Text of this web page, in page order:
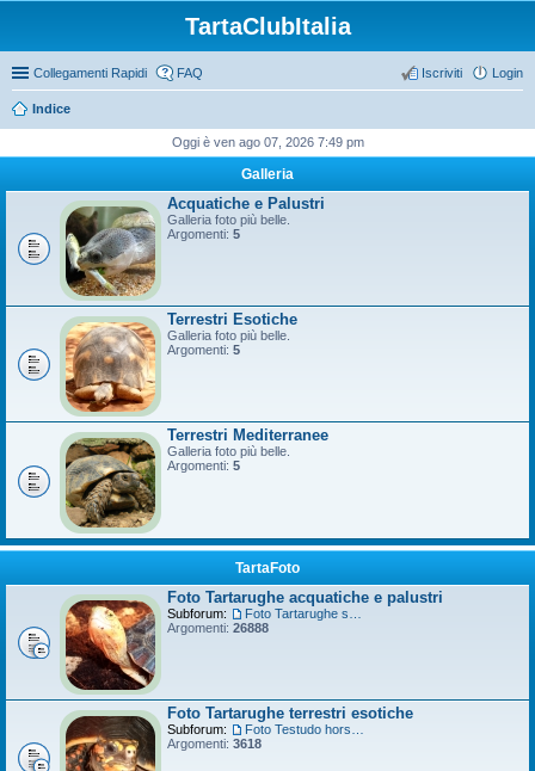
TartaClubItalia
Collegamenti Rapidi FAQ Login
Iscriviti
Indice
Oggi è ven ago 07, 2026 7:49 pm
Galleria
Acquatiche e Palustri
Galleria foto più belle.
Argomenti: 5
Terrestri Esotiche
Galleria foto più belle.
Argomenti: 5
Terrestri Mediterranee
Galleria foto più belle.
Argomenti: 5
TartaFoto
Foto Tartarughe acquatiche e palustri
Subforum:
Argomenti: 26888
Foto Tartarughe terrestri esotiche
Subforum:
Argomenti: 3618